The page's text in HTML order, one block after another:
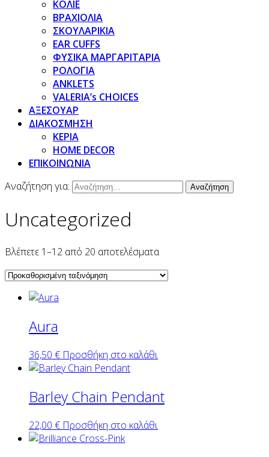
ΚΟΛΙΕ
ΒΡΑΧΙΟΛΙΑ
ΣΚΟΥΛΑΡΙΚΙΑ
EAR CUFFS
ΦΥΣΙΚΑ ΜΑΡΓΑΡΙΤΑΡΙΑ
ΡΟΛΟΓΙΑ
ANKLETS
VALERIA’s CHOICES
ΑΞΕΣΟΥΑΡ
ΔΙΑΚΟΣΜΗΣΗ
ΚΕΡΙΑ
HOME DECOR
ΕΠΙΚΟΙΝΩΝΙΑ
Αναζήτηση για:
Uncategorized
Βλέπετε 1–12 από 20 αποτελέσματα
Aura
36,50 € Προσθήκη στο καλάθι
Barley Chain Pendant
22,00 € Προσθήκη στο καλάθι